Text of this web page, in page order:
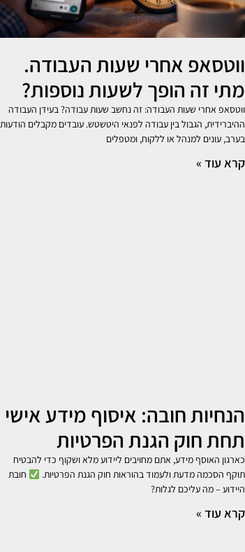
ווטסאפ אחרי שעות העבודה.
מתי זה הופך לשעות נוספות?
ווטסאפ אחרי שעות העבודה: זה נחשב שעות עבודה? בעידן העבודה
ההיברידית, הגבול בין עבודה לפנאי היטשטש. עובדים מקבלים הודעות
בערב, עונים למנהל או ללקוח, ומטפלים
קרא עוד »
הנחיות חובה: איסוף מידע אישי
תחת חוק הגנת הפרטיות
כארגון האוסף מידע, אתם מחויבים ליידוע מלא ושקוף כדי להבטיח
תוקף הסכמה מדעת ולעמוד בהוראות חוק הגנת הפרטיות.
חובת
היידוע – מה עליכם לגלות?
קרא עוד »